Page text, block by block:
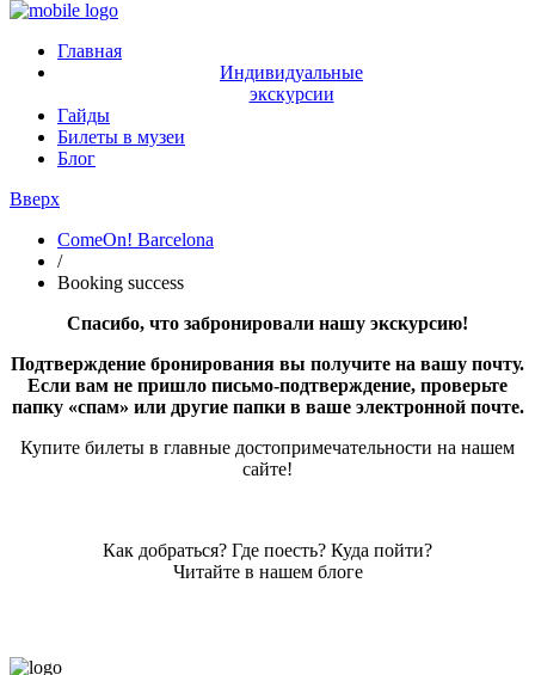
Главная
Индивидуальные
экскурсии
Гайды
Билеты в музеи
Блог
Вверх
ComeOn! Barcelona
/
Booking success
Спасибо, что забронировали нашу экскурсию!
Подтверждение бронирования вы получите на вашу почту.
Если вам не пришло письмо-подтверждение, проверьте
папку «спам» или другие папки в ваше электронной почте.
Купите билеты в главные достопримечательности на нашем
сайте!
Как добраться? Где поесть? Куда пойти?
Читайте в нашем блоге